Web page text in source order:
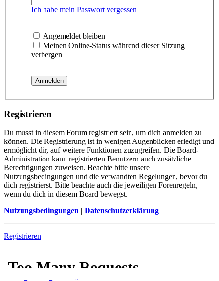
Ich habe mein Passwort vergessen
Angemeldet bleiben
Meinen Online-Status während dieser Sitzung
verbergen
Registrieren
Du musst in diesem Forum registriert sein, um dich anmelden zu
können. Die Registrierung ist in wenigen Augenblicken erledigt und
ermöglicht dir, auf weitere Funktionen zuzugreifen. Die Board-
Administration kann registrierten Benutzern auch zusätzliche
Berechtigungen zuweisen. Beachte bitte unsere
Nutzungsbedingungen und die verwandten Regelungen, bevor du
dich registrierst. Bitte beachte auch die jeweiligen Forenregeln,
wenn du dich in diesem Board bewegst.
Nutzungsbedingungen | Datenschutzerklärung
Registrieren